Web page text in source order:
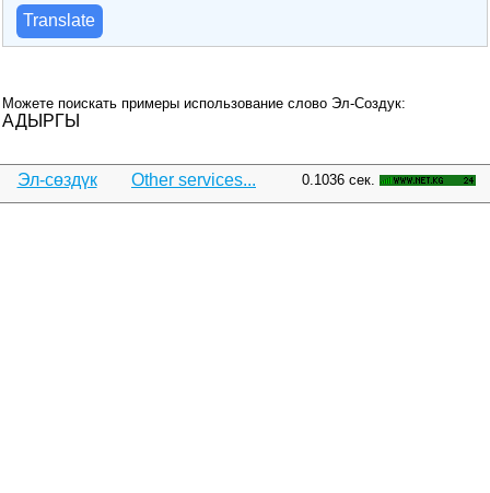
Translate
Можете поискать примеры использование слово Эл-Создук:
АДЫРГЫ
Эл-сөздүк Other services... 0.1036 сек.